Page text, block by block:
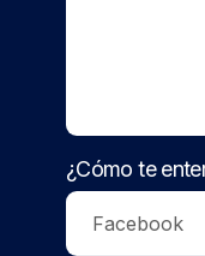
¿Cómo te